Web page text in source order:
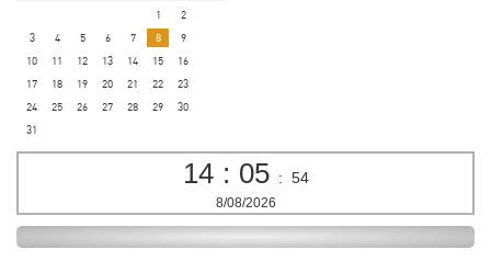
1
2
3
4 5 6 7 8
9
10
11 12 13 14 15
16
17
18 19 20 21 22
23
24
25 26 27 28 29
30
31
14 : 05 : 54
8/08/2026